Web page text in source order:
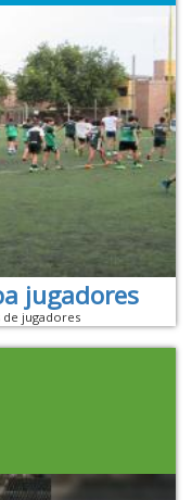
jugadores
de jugadores